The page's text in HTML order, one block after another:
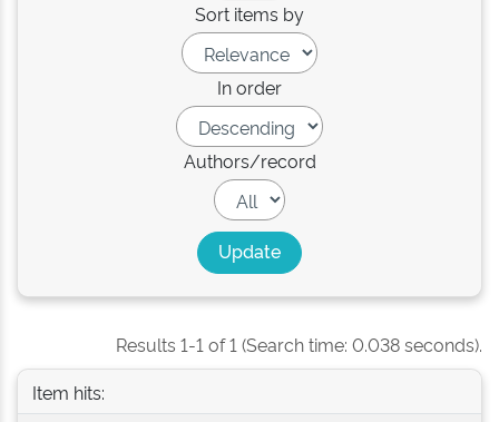
Sort items by
In order
Authors/record
Results 1-1 of 1 (Search time: 0.038 seconds).
Item hits: